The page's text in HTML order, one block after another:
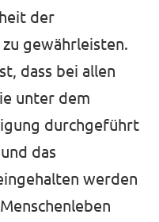
der
gewährleisten.
dass bei allen
unter dem
durchgeführt
das
werden